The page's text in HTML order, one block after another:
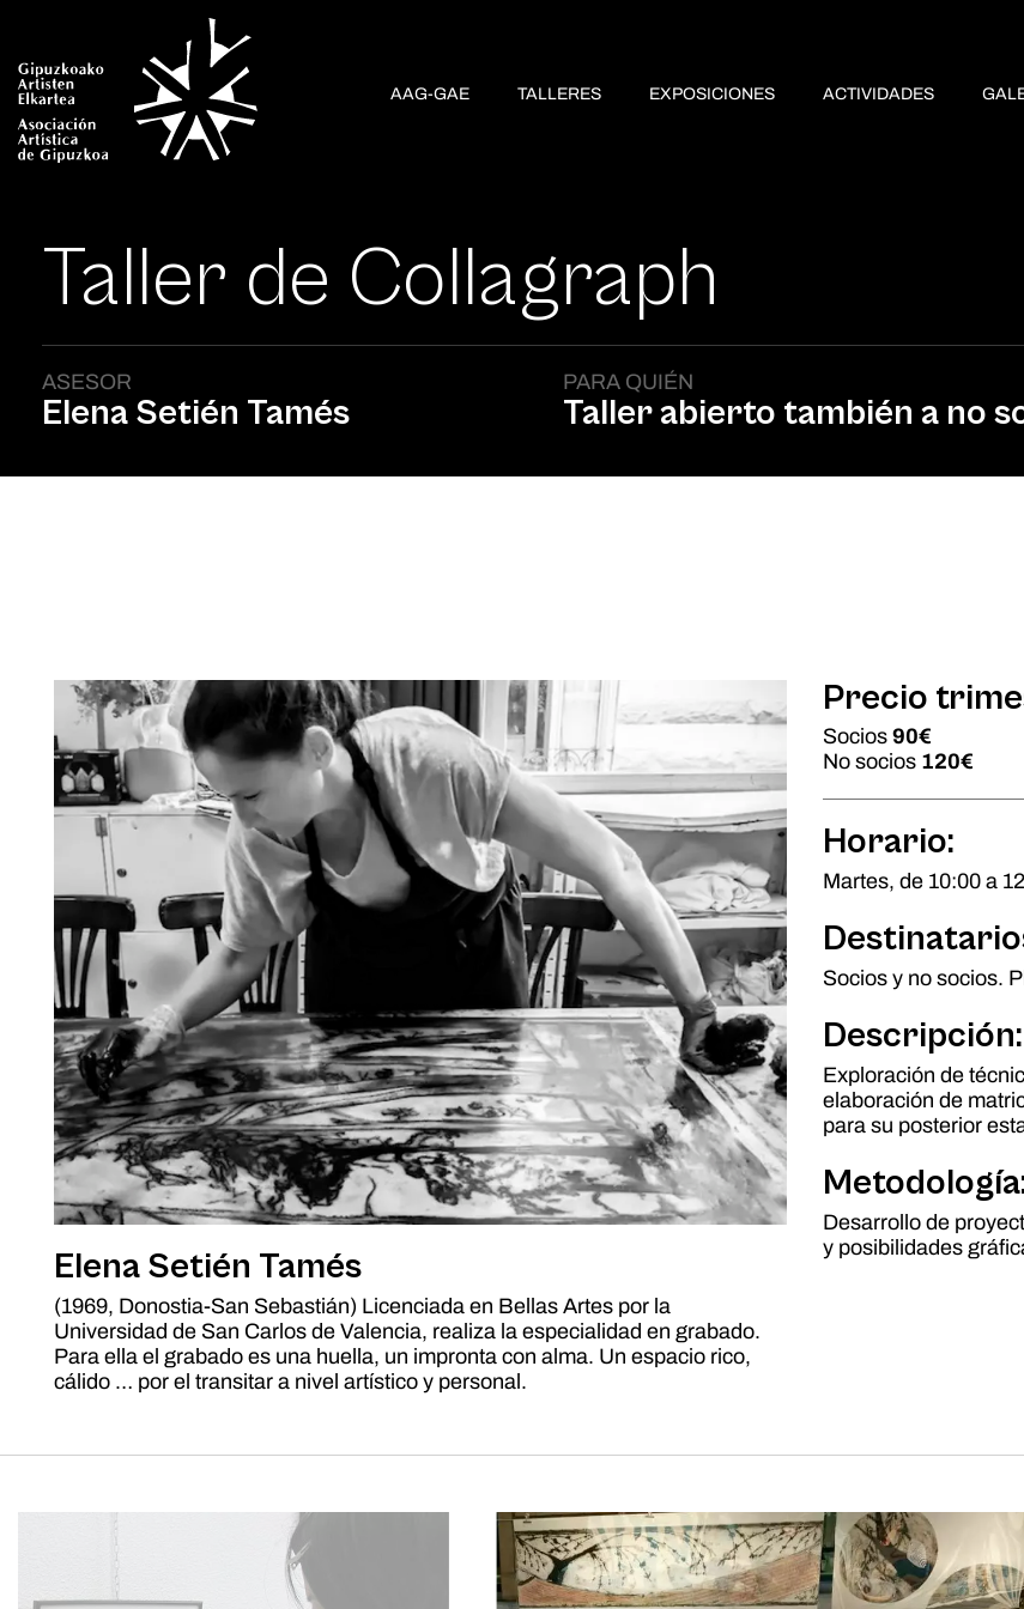
AAG-GAE TALLERES EXPOSICIONES ACTIVIDADES
Taller de Collagraph
ASESOR
Elena Setién Tamés
PARA QUIÉN
Taller abierto también a no
Elena Setién Tamés
(1969, Donostia-San Sebastián) Licenciada en Bellas Artes por la
Universidad de San Carlos de Valencia, realiza la especialidad en grabado.
Para ella el grabado es una huella, un impronta con alma. Un espacio rico,
cálido … por el transitar a nivel artístico y personal.
Precio
Socios 90€
No socios 120€
Horario:
Martes, de 10:00 a
Socios y no socios.
Descripción:
Exploración de
elaboración de
para su posterior
Desarrollo de
y posibilidades